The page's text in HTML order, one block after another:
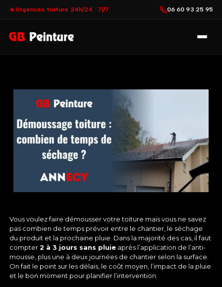
Urgences toiture 24h/24 · 7j/7 06 60 93 25 95
Vous voulez faire démousservotre toiture mais vous ne savez
pas combien de temps prévoir entre le chantier, le séchage
du produit et la prochaine pluie. Dans la majorité des cas, il faut
compter2 à 3 jours sans pluie après l’application de l’anti-
mousse, plus une à deux journées de chantier selon la surface.
On fait le point sur les délais, le coût moyen, l’impact de la pluie
et le bon moment pour planifier l’intervention.